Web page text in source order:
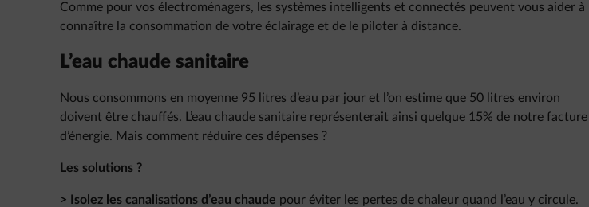
Comme pour vos électroménagers, les systèmes intelligents et connectés peuvent vous aider à
connaître la consommation de votre éclairage et de le piloter à distance.
L’eau chaude sanitaire
Nous consommons en moyenne 95 litres d’eau par jour et l’on estime que 50 litres environ
doivent être chauffés. L’eau chaude sanitaire représenterait ainsi quelque 15% de notre facture
d’énergie. Mais comment réduire ces dépenses ?
Les solutions ?
> Isolez les canalisations d’eau chaude pour éviter les pertes de chaleur quand l’eau y circule.